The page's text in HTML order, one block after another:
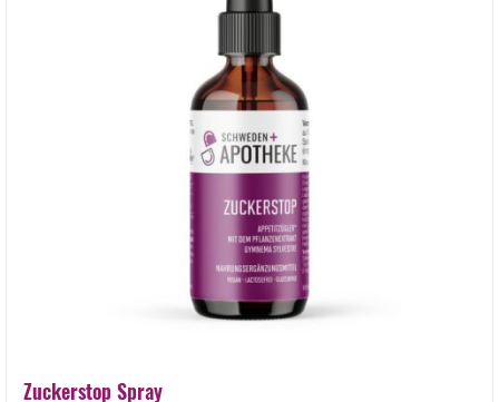
Zuckerstop Spray